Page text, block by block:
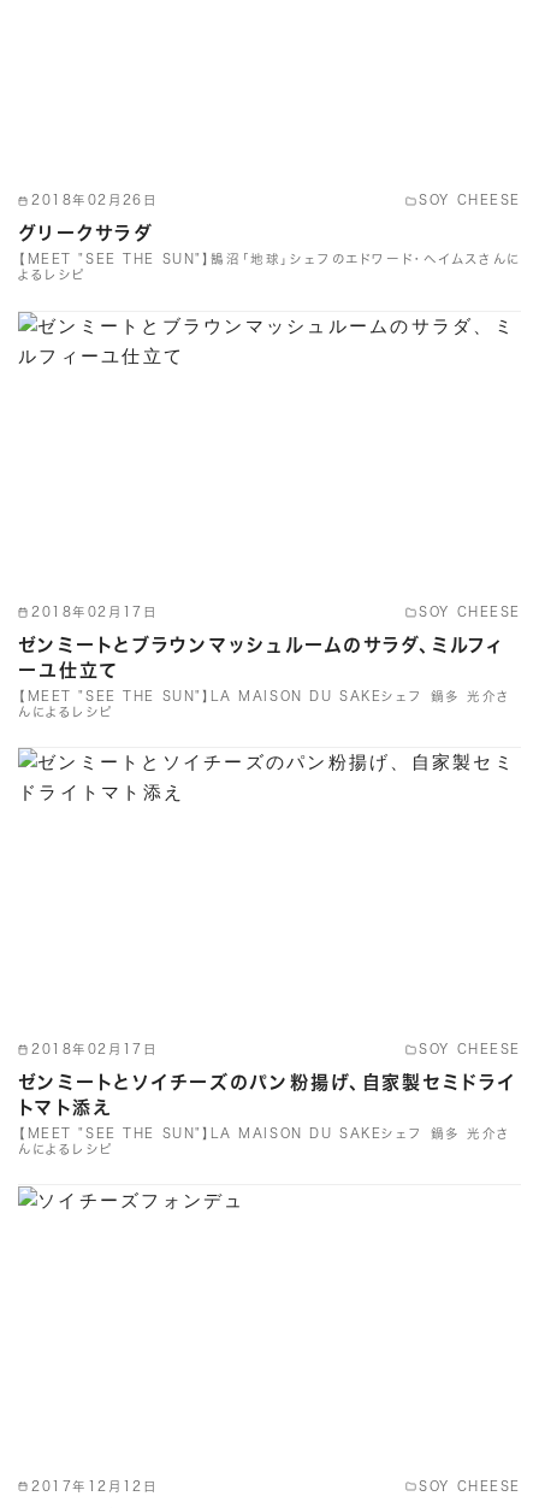
2018年02月26日 SOY CHEESE
グリークサラダ
【MEET "SEE THE SUN"】鵠沼「地球」シェフのエドワード・ヘイムスさんに
よるレシピ
2018年02月17日 SOY CHEESE
ゼンミートとブラウンマッシュルームのサラダ、ミルフィ
ーユ仕立て
【MEET "SEE THE SUN"】LA MAISON DU SAKEシェフ 鍋多 光介さ
んによるレシピ
2018年02月17日 SOY CHEESE
ゼンミートとソイチーズのパン粉揚げ、自家製セミドライ
トマト添え
【MEET "SEE THE SUN"】LA MAISON DU SAKEシェフ 鍋多 光介さ
んによるレシピ
2017年12月12日 SOY CHEESE